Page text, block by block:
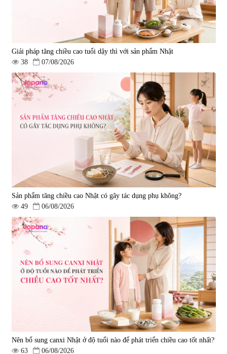
Giải pháp tăng chiều cao tuổi dậy thì với sản phẩm Nhật
38
07/08/2026
Sản phẩm tăng chiều cao Nhật có gây tác dụng phụ không?
49
06/08/2026
Nên bổ sung canxi Nhật ở độ tuổi nào để phát triển chiều cao tốt nhất?
63
06/08/2026